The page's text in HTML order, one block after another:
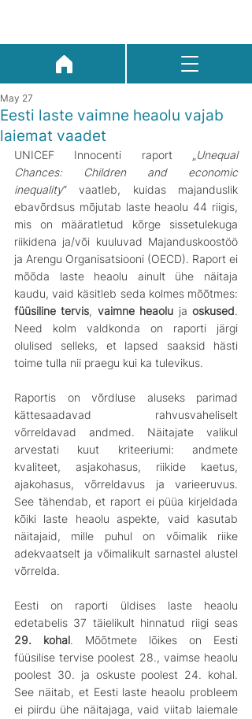
Eesti laste vaimne heaolu vajab
laiemat vaadet
May 27
UNICEF Innocenti raport „ Unequal
Chances: Children and economic
inequality“ vaatleb, kuidas majanduslik
ebavõrdsus mõjutab laste heaolu 44 riigis,
mis on määratletud kõrge sissetulekuga
riikidena ja/või kuuluvad Majanduskoostöö
ja Arengu Organisatsiooni (OECD). Raport ei
mõõda laste heaolu ainult ühe näitaja
füüsiline tervis, vaimne heaolu ja oskused.
Need kolm valdkonda on raporti järgi
olulised selleks, et lapsed saaksid hästi
toime tulla nii praegu kui ka tulevikus.
Raportis on võrdluse aluseks parimad
kättesaadavad rahvusvaheliselt
võrreldavad andmed. Näitajate valikul
arvestati kuut kriteeriumi: andmete
kvaliteet, asjakohasus, riikide kaetus,
ajakohasus, võrreldavus ja varieeruvus.
See tähendab, et raport ei püüa kirjeldada
kõiki laste heaolu aspekte, vaid kasutab
näitajaid, mille puhul on võimalik riike
adekvaatselt ja võimalikult sarnastel alustel
võrrelda.
Eesti on raporti üldises laste heaolu
29. kohal. Mõõtmete lõikes on Eesti
füüsilise tervise poolest 28., vaimse heaolu
poolest 30. ja oskuste poolest 24. kohal.
See näitab, et Eesti laste heaolu probleem
ei piirdu ühe näitajaga, vaid viitab laiemale